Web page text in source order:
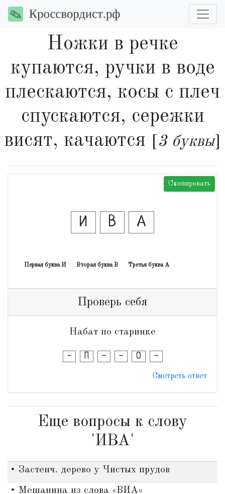
Ножки в речке
купаются, ручки в воде
плескаются, косы с плеч
спускаются, сережки
висят, качаются
3 буквы]
Скопировать
И В А
Первая буква И Вторая буква В Третья буква А
Проверь себя
Набат по старинке
- П - - О -
Смотреть ответ
Еще вопросы к слову
'ИВА'
• Застенч. дерево у Чистых прудов
• Мешанина из слова «ВИА»